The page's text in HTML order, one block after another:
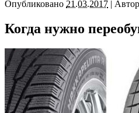
Опубликовано 21.03.2017 |
Когда нужно